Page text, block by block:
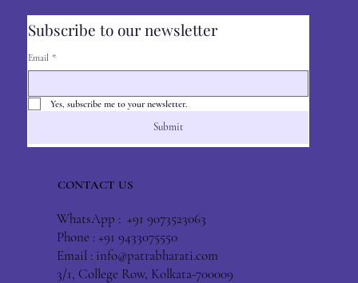
Subscribe to our newsletter
Email *
Yes, subscribe me to your newsletter.
Submit
CONTACT US
WhatsApp : +91 9073523063
Phone : +91 9433075550
Email : info@patrabharati.com
3/1, College Row, Kolkata-700009